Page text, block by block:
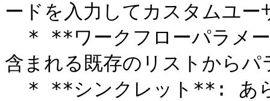
ードを入力してカスタムユー
含まれる既存のリストから